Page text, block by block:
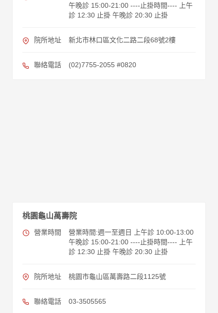
午晚診 15:00-21:00 ----止掛時間---- 上午
診 12:30 止掛 午晚診 20:30 止掛
院所地址 新北市林口區文化二路二段68號2樓
聯絡電話 (02)7755-2055 #0820
桃園龜山萬壽院
營業時間
營業時間:週一至週日 上午診 10:00-13:00
午晚診 15:00-21:00 ----止掛時間---- 上午
診 12:30 止掛 午晚診 20:30 止掛
院所地址 桃園市龜山區萬壽路二段1125號
聯絡電話 03-3505565